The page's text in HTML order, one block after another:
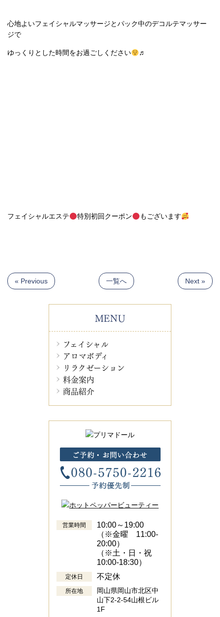
心地よいフェイシャルマッサージとパック中のデコルテマッサー
ジで
ゆっくりとした時間をお過ごしください ♬
フェイシャルエステ 特別初回クーポン もございます
« Previous 一覧へ Next »
MENU
フェイシャル
アロマボディ
リラクゼーション
料金案内
商品紹介
営業時間
10:00～19:00
（※金曜 11:00-
20:00）
（※土・日・祝
10:00-18:30）
定休日 不定休
所在地
岡山県岡山市北区中
山下2-2-54山根ビル
1F